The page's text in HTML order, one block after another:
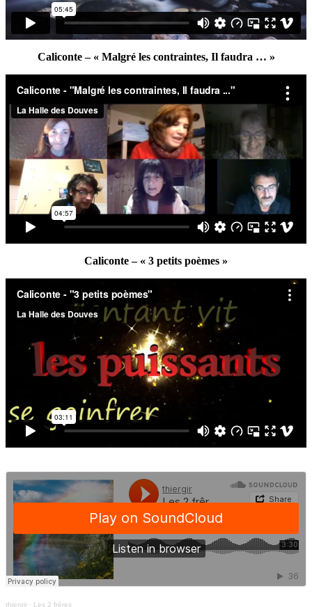
Caliconte – « Malgré les contraintes, Il faudra … »
Caliconte – « 3 petits poèmes »
thiergir · Les 2 frêres